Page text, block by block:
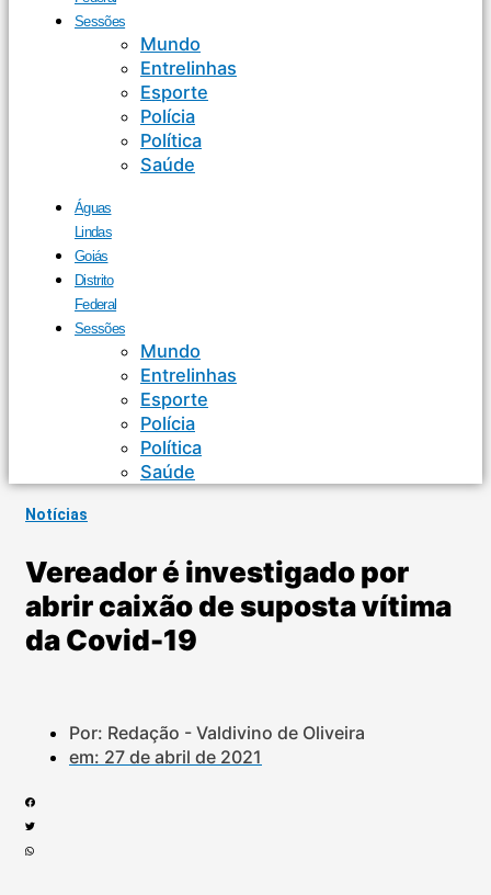
Sessões
Mundo
Entrelinhas
Esporte
Polícia
Política
Saúde
Águas
Lindas
Goiás
Distrito
Federal
Sessões
Mundo
Entrelinhas
Esporte
Polícia
Política
Saúde
Notícias
Vereador é investigado por
abrir caixão de suposta vítima
da Covid-19
Por: Redação - Valdivino de Oliveira
em: 27 de abril de 2021